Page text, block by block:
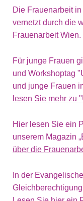
Die Frauenarbeit
vernetzt durch die
Frauenarbeit Wien.
Für junge Frauen
und Workshoptag
und junge Frauen
lesen Sie mehr zu
Hier lesen Sie ein
unserem Magazin
über die
In der